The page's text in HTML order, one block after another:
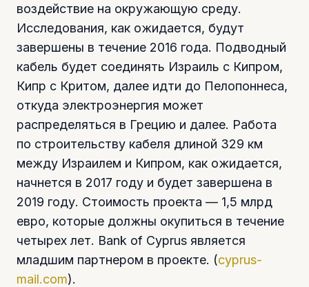
воздействие на окружающую среду.
Исследования, как ожидается, будут
завершены в течение 2016 года. Подводный
кабель будет соединять Израиль с Кипром,
Кипр с Критом, далее идти до Пелопоннеса,
откуда электроэнергия может
распределяться в Грецию и далее. Работа
по строительству кабеля длиной 329 км
между Израилем и Кипром, как ожидается,
начнется в 2017 году и будет завершена в
2019 году. Стоимость проекта — 1,5 млрд
евро, которые должны окупиться в течение
четырех лет. Bank of Cyprus является
младшим партнером в проекте. (cyprus-
mail.com).